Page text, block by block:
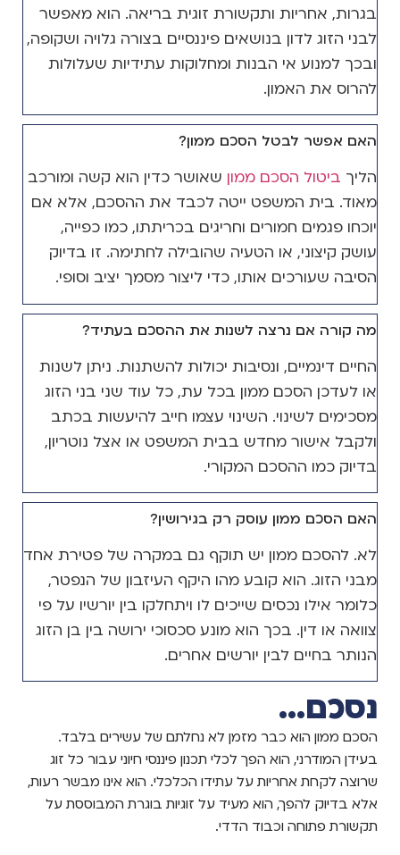
בגרות, אחריות ותקשורת זוגית בריאה. הוא מאפשר
לבני הזוג לדון בנושאים פיננסיים בצורה גלויה ושקופה,
ובכך למנוע אי הבנות ומחלוקות עתידיות שעלולות
להרוס את האמון.
האם אפשר לבטל הסכם ממון?
הליך ביטול הסכם ממון שאושר כדין הוא קשה ומורכב
מאוד. בית המשפט ייטה לכבד את ההסכם, אלא אם
יוכחו פגמים חמורים וחריגים בכריתתו, כמו כפייה,
עושק קיצוני, או הטעיה שהובילה לחתימה. זו בדיוק
הסיבה שעורכים אותו, כדי ליצור מסמך יציב וסופי.
מה קורה אם נרצה לשנות את ההסכם בעתיד?
החיים דינמיים, ונסיבות יכולות להשתנות. ניתן לשנות
או לעדכן הסכם ממון בכל עת, כל עוד שני בני הזוג
מסכימים לשינוי. השינוי עצמו חייב להיעשות בכתב
ולקבל אישור מחדש בבית המשפט או אצל נוטריון,
בדיוק כמו ההסכם המקורי.
האם הסכם ממון עוסק רק בגירושין?
לא. להסכם ממון יש תוקף גם במקרה של פטירת אחד
מבני הזוג. הוא קובע מהו היקף העיזבון של הנפטר,
כלומר אילו נכסים שייכים לו ויתחלקו בין יורשיו על פי
צוואה או דין. בכך הוא מונע סכסוכי ירושה בין בן הזוג
הנותר בחיים לבין יורשים אחרים.
נסכם...
הסכם ממון הוא כבר מזמן לא נחלתם של עשירים בלבד.
בעידן המודרני, הוא הפך לכלי תכנון פיננסי חיוני עבור כל זוג
שרוצה לקחת אחריות על עתידו הכלכלי. הוא אינו מבשר רעות,
אלא בדיוק להפך, הוא מעיד על זוגיות בוגרת המבוססת על
תקשורת פתוחה וכבוד הדדי.